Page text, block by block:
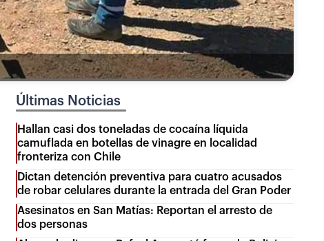
Últimas Noticias
Hallan casi dos toneladas de cocaína líquida
camuflada en botellas de vinagre en localidad
fronteriza con Chile
Dictan detención preventiva para cuatro acusados
de robar celulares durante la entrada del Gran Poder
Asesinatos en San Matías: Reportan el arresto de
dos personas